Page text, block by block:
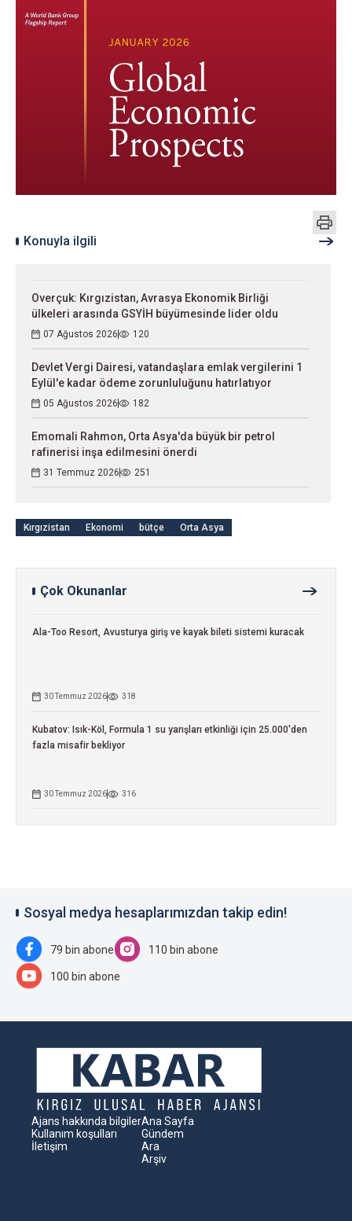
Konuyla ilgili
Overçuk: Kırgızistan, Avrasya Ekonomik Birliği
ülkeleri arasında GSYİH büyümesinde lider oldu
07 Ağustos 2026 120
Devlet Vergi Dairesi, vatandaşlara emlak vergilerini 1
Eylül'e kadar ödeme zorunluluğunu hatırlatıyor
05 Ağustos 2026 182
Emomali Rahmon, Orta Asya'da büyük bir petrol
rafinerisi inşa edilmesini önerdi
31 Temmuz 2026 251
Kırgızistan Ekonomi bütçe Orta Asya
Çok Okunanlar
Ala-Too Resort, Avusturya giriş ve kayak bileti sistemi kuracak
30 Temmuz 2026 318
Kubatov: Isık-Köl, Formula 1 su yarışları etkinliği için 25.000'den
fazla misafir bekliyor
30 Temmuz 2026 316
Sosyal medya hesaplarımızdan takip edin!
79 bin abone 110 bin abone
100 bin abone
Ajans hakkında bilgiler
Kullanım koşulları
İletişim
Ana Sayfa
Gündem
Ara
Arşiv